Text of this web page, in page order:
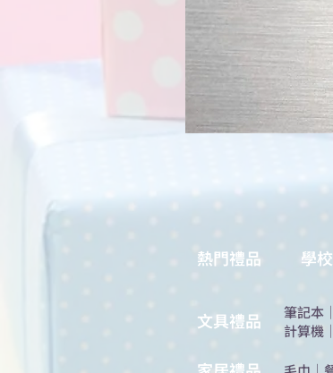
熱門禮品 學
​文具禮品 筆記本 ｜
計算機 ｜